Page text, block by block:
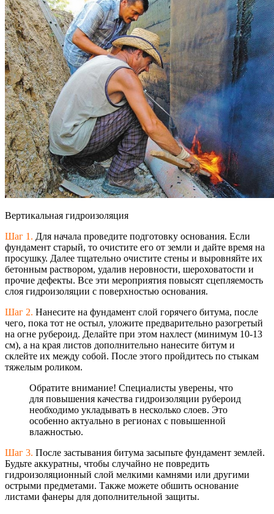
Вертикальная гидроизоляция
Шаг 1. Для начала проведите подготовку основания. Если
фундамент старый, то очистите его от земли и дайте время на
просушку. Далее тщательно очистите стены и выровняйте их
бетонным раствором, удалив неровности, шероховатости и
прочие дефекты. Все эти мероприятия повысят сцепляемость
слоя гидроизоляции с поверхностью основания.
Шаг 2. Нанесите на фундамент слой горячего битума, после
чего, пока тот не остыл, уложите предварительно разогретый
на огне рубероид. Делайте при этом нахлест (минимум 10-13
см), а на края листов дополнительно нанесите битум и
склейте их между собой. После этого пройдитесь по стыкам
тяжелым роликом.
Обратите внимание! Специалисты уверены, что
для повышения качества гидроизоляции рубероид
необходимо укладывать в несколько слоев. Это
особенно актуально в регионах с повышенной
влажностью.
Шаг 3. После застывания битума засыпьте фундамент землей.
Будьте аккуратны, чтобы случайно не повредить
гидроизоляционный слой мелкими камнями или другими
острыми предметами. Также можете обшить основание
листами фанеры для дополнительной защиты.